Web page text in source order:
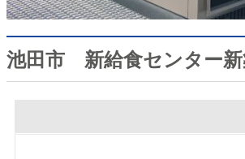
池田市 新給食センター新